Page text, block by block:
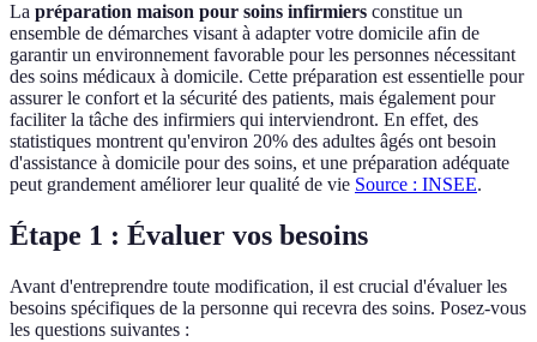
La préparation maison pour soins infirmiers constitue un
ensemble de démarches visant à adapter votre domicile afin de
garantir un environnement favorable pour les personnes nécessitant
des soins médicaux à domicile. Cette préparation est essentielle pour
assurer le confort et la sécurité des patients, mais également pour
faciliter la tâche des infirmiers qui interviendront. En effet, des
statistiques montrent qu'environ 20% des adultes âgés ont besoin
d'assistance à domicile pour des soins, et une préparation adéquate
peut grandement améliorer leur qualité de vie Source : INSEE.
Étape 1 : Évaluer vos besoins
Avant d'entreprendre toute modification, il est crucial d'évaluer les
besoins spécifiques de la personne qui recevra des soins. Posez-vous
les questions suivantes :